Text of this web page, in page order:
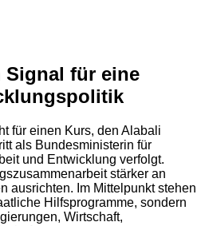
für eine
für einen Kurs, den Alabali
als Bundesministerin für
und Entwicklung verfolgt.
stärker an
ausrichten. Im Mittelpunkt stehen
Hilfsprogramme, sondern
Wirtschaft,